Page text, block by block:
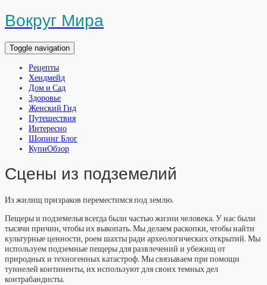
Вокруг Мира
Toggle navigation
Рецепты
Хендмейд
Дом и Сад
Здоровье
Женский Гид
Путешествия
Интересно
Шопинг Блог
КупиОбзор
Сцены из подземелий
Из жилищ призраков переместимся под землю.
Пещеры и подземелья всегда были частью жизни человека. У нас были
тысячи причин, чтобы их выкопать. Мы делаем раскопки, чтобы найти
культурные ценности, роем шахты ради археологических открытий. Мы
используем подземные пещеры для развлечений и убежищ от
природных и техногенных катастроф. Мы связываем при помощи
туннелей континенты, их используют для своих темных дел
контрабандисты.